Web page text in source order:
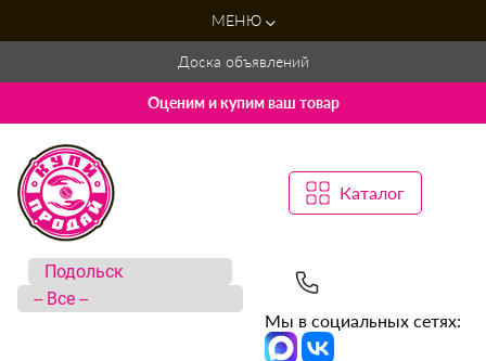
МЕНЮ
Доска объявлений
Оценим и купим ваш товар
Каталог
Мы в социальных сетях: